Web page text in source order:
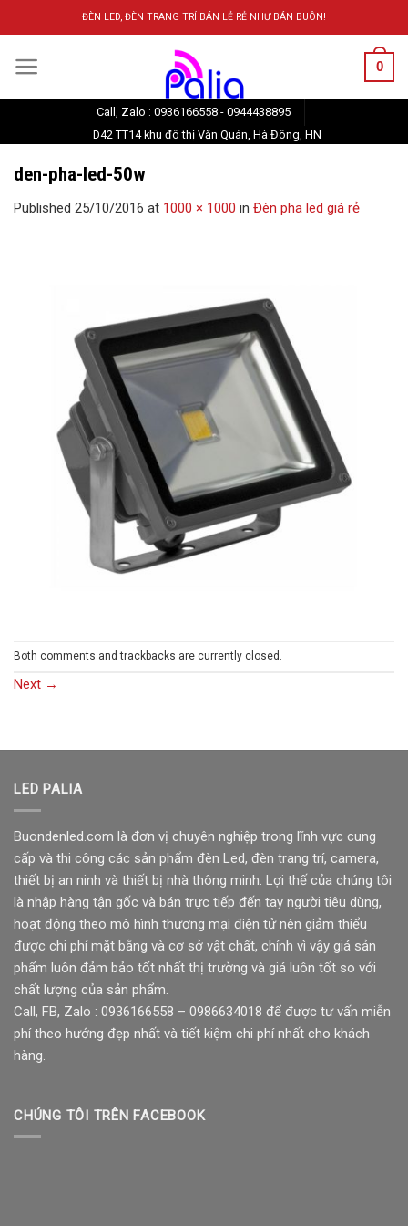
to
ĐÈN LED, ĐÈN TRANG TRÍ BÁN LẺ RẺ NHƯ BÁN BUÔN!
0
Call, Zalo : 0936166558 - 0944438895
D42 TT14 khu đô thị Văn Quán, Hà Đông, HN
den-pha-led-50w
Published 25/10/2016 at 1000 × 1000 in Đèn pha led giá rẻ
Both comments and trackbacks are currently closed.
Next →
LED PALIA
Buondenled.com là đơn vị chuyên nghiệp trong lĩnh vực cung
cấp và thi công các sản phẩm đèn Led, đèn trang trí, camera,
thiết bị an ninh và thiết bị nhà thông minh. Lợi thế của chúng tôi
là nhập hàng tận gốc và bán trực tiếp đến tay người tiêu dùng,
hoạt động theo mô hình thương mại điện tử nên giảm thiểu
được chi phí mặt bằng và cơ sở vật chất, chính vì vậy giá sản
phẩm luôn đảm bảo tốt nhất thị trường và giá luôn tốt so với
chất lượng của sản phẩm.
Call, FB, Zalo : 0936166558 – 0986634018 để được tư vấn miễn
phí theo hướng đẹp nhất và tiết kiệm chi phí nhất cho khách
hàng.
CHÚNG TÔI TRÊN FACEBOOK